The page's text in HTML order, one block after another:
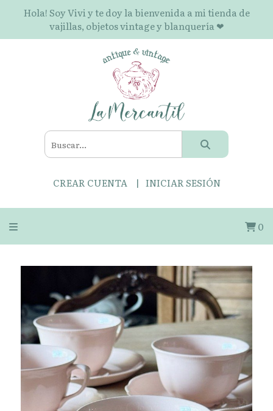
Hola! Soy Vivi y te doy la bienvenida a mi tienda de
vajillas, objetos vintage y blanquería ❤
CREAR CUENTA INICIAR SESIÓN
0